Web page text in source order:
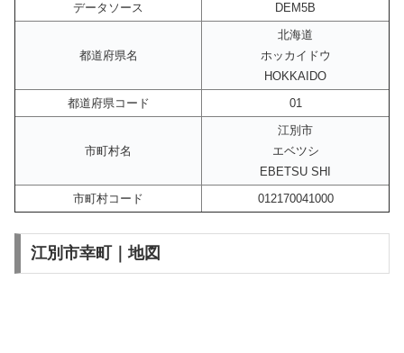
データソース
DEM5B
都道府県名
北海道
ホッカイドウ
HOKKAIDO
都道府県コード
01
市町村名
江別市
エベツシ
EBETSU SHI
市町村コード
012170041000
江別市幸町｜地図